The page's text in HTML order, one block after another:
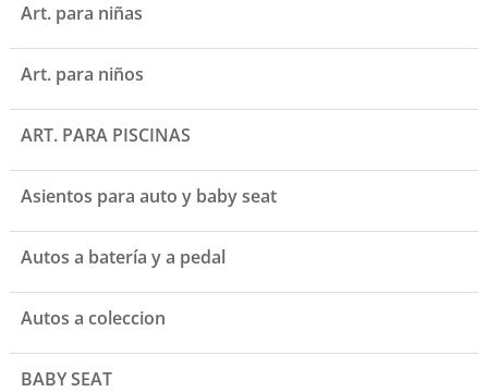
Art. para niñas
Art. para niños
ART. PARA PISCINAS
Asientos para auto y baby seat
Autos a batería y a pedal
Autos a coleccion
BABY SEAT